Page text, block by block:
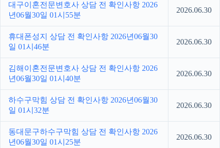
대구이혼전문변호사 상담 전 확인사항 2026
년06월30일 01시55분
2026.06.30
휴대폰성지 상담 전 확인사항 2026년06월30
일 01시46분
2026.06.30
김해이혼전문변호사 상담 전 확인사항 2026
년06월30일 01시40분
2026.06.30
하수구막힘 상담 전 확인사항 2026년06월30
일 01시32분
2026.06.30
동대문구하수구막힘 상담 전 확인사항 2026
년06월30일 01시25분
2026.06.30